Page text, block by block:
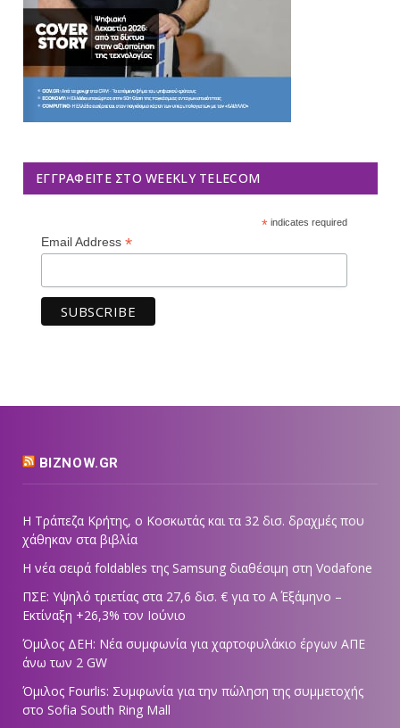
ΕΓΓΡΑΦΕΊΤΕ ΣΤΟ WEEKLY TELECOM
*indicates required
Email Address *
BIZNOW.GR
Η Τράπεζα Κρήτης, ο Κοσκωτάς και τα 32 δισ. δραχμές που
χάθηκαν στα βιβλία
Η νέα σειρά foldables της Samsung διαθέσιμη στη Vodafone
ΠΣΕ: Υψηλό τριετίας στα 27,6 δισ. € για το Α΄ Εξάμηνο –
Εκτίναξη +26,3% τον Ιούνιο
Όμιλος ΔΕΗ: Νέα συμφωνία για χαρτοφυλάκιο έργων ΑΠΕ
άνω των 2 GW
Όμιλος Fourlis: Συμφωνία για την πώληση της συμμετοχής
στο Sofia South Ring Mall